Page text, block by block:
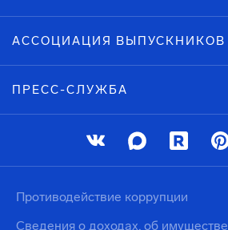
АССОЦИАЦИЯ ВЫПУСКНИКОВ
ПРЕСС-СЛУЖБА
Противодействие коррупции
Сведения о доходах, об имуществе